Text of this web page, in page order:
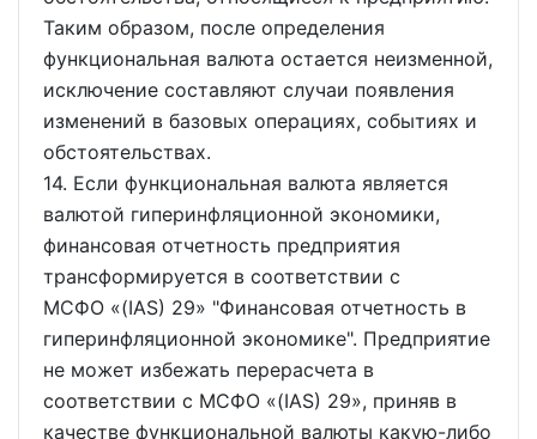
Таким образом, после определения
функциональная валюта остается неизменной,
исключение составляют случаи появления
изменений в базовых операциях, событиях и
обстоятельствах.
14. Если функциональная валюта является
валютой гиперинфляционной экономики,
финансовая отчетность предприятия
трансформируется в соответствии с
МСФО
(IAS) 29
"Финансовая отчетность в
гиперинфляционной экономике". Предприятие
не может избежать перерасчета в
соответствии с МСФО
(IAS) 29 , приняв в
качестве функциональной валюты какую-либо